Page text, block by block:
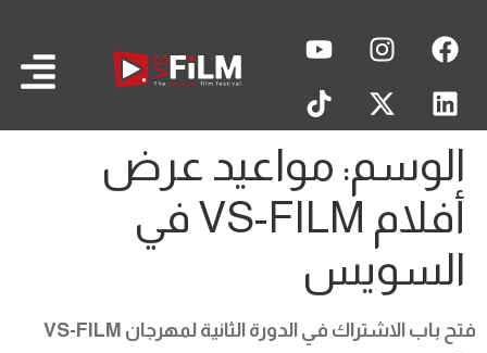
الوسم: مواعيد عرض
أفلام VS-FILM في
السويس
فتح باب الاشتراك في الدورة الثانية لمهرجان VS-FILM